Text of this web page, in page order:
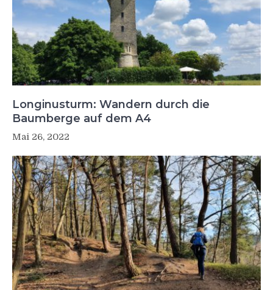
Longinusturm: Wandern durch die
Baumberge auf dem A4
Mai 26, 2022